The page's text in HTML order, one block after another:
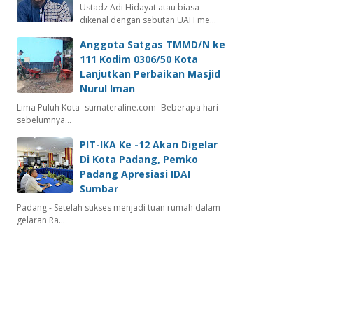
Ustadz Adi Hidayat atau biasa
dikenal dengan sebutan UAH me…
Anggota Satgas TMMD/N ke
111 Kodim 0306/50 Kota
Lanjutkan Perbaikan Masjid
Nurul Iman
Lima Puluh Kota -sumateraline.com- Beberapa hari
sebelumnya…
PIT-IKA Ke -12 Akan Digelar
Di Kota Padang, Pemko
Padang Apresiasi IDAI
Sumbar
Padang - Setelah sukses menjadi tuan rumah dalam
gelaran Ra…